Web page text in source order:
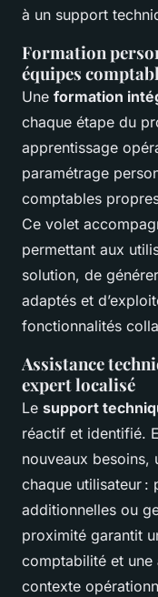
à un support
Formation
équipes
Une formation
chaque étape du
apprentissage
paramétrage
comptables
Ce volet
permettant aux
solution, de
adaptés et
fonctionnalités
Assistance
expert localisé
Le support
réactif et identifié.
nouveaux besoins,
chaque utilisateur :
additionnelles ou
proximité garantit
comptabilité et une
contexte